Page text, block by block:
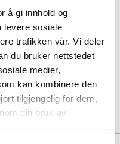
å gi innhold og
levere sosiale
trafikken vår. Vi deler
du bruker nettstedet
medier,
kan kombinere den
tilgjengelig for dem,
din bruk av
sett